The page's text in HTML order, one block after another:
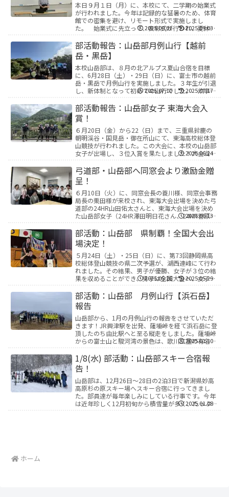
本日９月１日（月）に、本校にて、二学期の始業式
が行われました。今年は記録的な猛暑のため、体育
館での密集を避け、リモート形式で実施しまし
た。 始業式に先立って、表彰式が行われ、夏休み
おいて入賞した...
2025.09.01 2025.09.03
部活動報告：山岳部月例山行【越前
岳・黒岳】
本校山岳部は、８月の北アルプス夏山合宿を目標
に、6月28日（土）・29日（日）に、富士市の越前
岳・黒岳で月例山行を実施しました。３年生が引退
し、新体制となって初めての山行でした。 炊事
全員で協力...
2025.07.10 2025.07.17
部活動報告：山岳部女子 東海大会入
賞！
６月20日（金）から22（日）まで、三重県鈴鹿の
朝明渓谷・国見岳・御在所山にて、東海高校総体登
山競技が行われました。この大会に、本校の山岳部
女子が出場し、３位入賞を果たしました！大会当
ることは叶...
2025.06.24
弓道部・山岳部へ同窓会より激励金贈
呈！
６月10日（火）に、同窓会長の蓑川様、同窓会事務
局長の栗田様が来校され、東海大会出場を決めた弓
道部の24HR山田佑太さんと、東海大会出場を決め
た山岳部女子（24HR澤田明日花さん、24HR菅原莉
2025.06.13
部活動：山岳部 県制覇！全国大会出
場決定！
５月24日（土）・25日（日）に、第73回静岡県高
校総体登山競技の県二次予選が、湖西連峰にて行わ
れました。その結果、男子が優勝、女子が３位の結
果を収めることができ、男子は全国大会へ、女子は
当日は...
2025.05.26 2025.05.29
部活動：山岳部 月例山行【浜石岳】
報告
山岳部から、1月の月例山行の報告をさせていただ
きます！JR興津駅を出発、薩埵峠を経て浜石岳に登
頂したのち由比駅へと至る縦走をしました。薩埵峠
からの富士山と駿河湾の景色は、歌川広重の有名な
高速道路...
2025.01.30
1/8(水) 部活動：山岳部スキー合宿報
告！
山岳部は、12月26日～28日の2泊3日で新潟県妙高
高原杉の原スキー場へスキー合宿に行ってきまし
た。部員達が毎年楽しみにしている行事です。今年
は近年珍しく12月初旬から積雪量が多く、たっぷり
2025.01.08
ホーム